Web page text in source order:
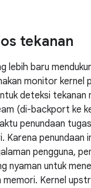
tekanan
lebih baru
monitor kernel
deteksi
(di-backport ke
penundaan
Karena penundaan
pengguna,
nyaman untuk
Kernel